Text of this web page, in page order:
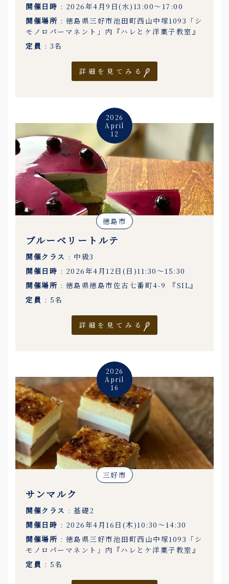
開催日時 : 2026年4月9日(水)13:00〜17:00
開催場所 : 徳島県三好市池田町西山中塚1093「シ
モノロパーマネント」内『ハレとケ洋菓子教室』
定員 : 3名
詳細を見てみる
2026
April
12
徳島市
ブルーベリートルテ
開催クラス : 中級3
開催日時 : 2026年4月12日(日)11:30〜15:30
開催場所 : 徳島県徳島市佐古七番町4-9 『SIL』
定員 : 5名
詳細を見てみる
2026
April
16
三好市
サンマルク
開催クラス : 基礎2
開催日時 : 2026年4月16日(木)10:30〜14:30
開催場所 : 徳島県三好市池田町西山中塚1093「シ
モノロパーマネント」内『ハレとケ洋菓子教室』
定員 : 5名